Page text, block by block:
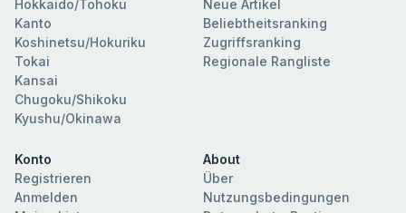
Hokkaido/Tohoku
Kanto
Koshinetsu/Hokuriku
Tokai
Kansai
Chugoku/Shikoku
Kyushu/Okinawa
Neue Artikel
Beliebtheitsranking
Zugriffsranking
Regionale Rangliste
Konto
Registrieren
Anmelden
About
Über
Nutzungsbedingungen